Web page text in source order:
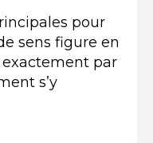
pour
sens figure en
exactement par
s’y